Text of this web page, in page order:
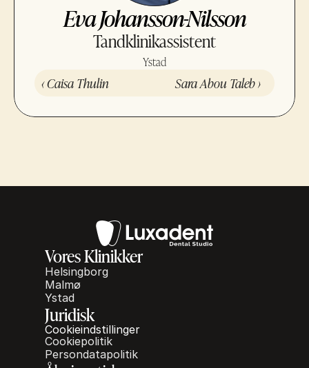
Eva Johansson-Nilsson
Tandklinikassistent
Ystad
‹ Caisa Thulin Sara Abou Taleb ›
Vores Klinikker
Helsingborg
Malmø
Ystad
Juridisk
Cookieindstillinger
Cookiepolitik
Persondatapolitik